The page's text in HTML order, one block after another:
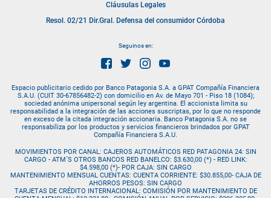
Cláusulas Legales
Resol. 02/21 Dir.Gral. Defensa del consumidor Córdoba
Seguinos en:
Espacio publicitario cedido por Banco Patagonia S.A. a GPAT Compañía Financiera
S.A.U. (CUIT 30-67856482-2) con domicilio en Av. de Mayo 701 - Piso 18 (1084);
sociedad anónima unipersonal según ley argentina. El accionista limita su
responsabilidad a la integración de las acciones suscriptas, por lo que no responde
en exceso de la citada integración accionaria. Banco Patagonia S.A. no se
responsabiliza por los productos y servicios financieros brindados por GPAT
Compañía Financiera S.A.U.
MOVIMIENTOS POR CANAL: CAJEROS AUTOMÁTICOS RED PATAGONIA 24: SIN
CARGO - ATM´S OTROS BANCOS RED BANELCO: $3.630,00 (*) - RED LINK:
$4.598,00 (*)- POR CAJA: SIN CARGO
MANTENIMIENTO MENSUAL CUENTAS: CUENTA CORRIENTE: $30.855,00- CAJA DE
AHORROS PESOS: SIN CARGO
TARJETAS DE CRÉDITO INTERNACIONAL: COMISIÓN POR MANTENIMIENTO DE